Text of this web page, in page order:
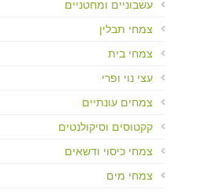
עשבוניים ומחטניים
צמחי תבלין
צמחי בית
עצי נוי ופרי
צמחים עונתיים
קקטוסים וסיקולנטים
צמחי כיסוי ודשאים
צמחי מים